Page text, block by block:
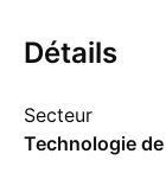
Détails
Secteur
Technologie